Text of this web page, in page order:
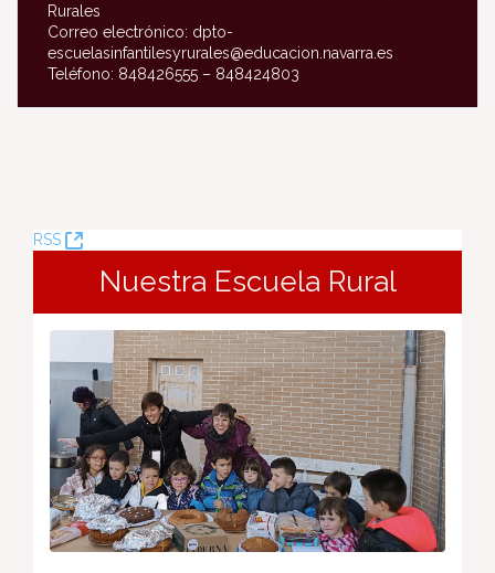
Rurales
Correo electrónico: dpto-
escuelasinfantilesyrurales@educacion.navarra.es
Teléfono: 848426555 – 848424803
RSS
(Abre
nuevaNuestra Escuela Rural